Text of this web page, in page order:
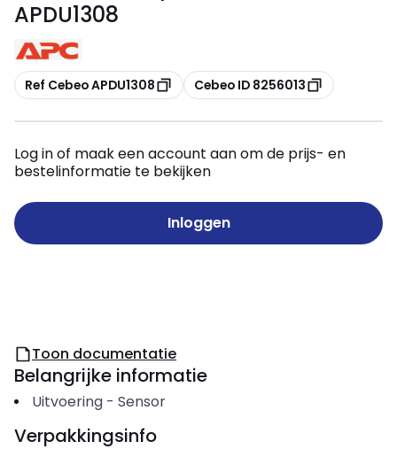
APDU1308
Kopiëren
Ref Cebeo APDU1308 Kopiëren
Cebeo ID 8256013
Log in of maak een account aan om de prijs- en
bestelinformatie te bekijken
Inloggen
Toon documentatie
Belangrijke informatie
Uitvoering- Sensor
Verpakkingsinfo